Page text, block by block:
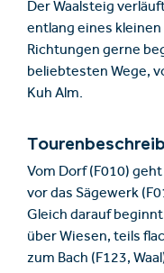
Der Waalsteig
entlang eines kleinen
Richtungen gerne
beliebtesten Wege,
Kuh Alm.
Vom Dorf (F010)
vor das Sägewerk
Gleich darauf
über Wiesen, teils
zum Bach (F123,